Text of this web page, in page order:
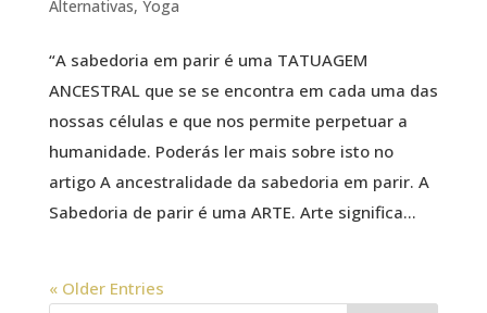
Alternativas, Yoga
“A sabedoria em parir é uma TATUAGEM
ANCESTRAL que se se encontra em cada uma das
nossas células e que nos permite perpetuar a
humanidade. Poderás ler mais sobre isto no
artigo A ancestralidade da sabedoria em parir. A
Sabedoria de parir é uma ARTE. Arte significa...
« Older Entries